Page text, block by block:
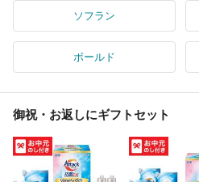
ソフラン
ボールド
御祝・お返しにギフトセット